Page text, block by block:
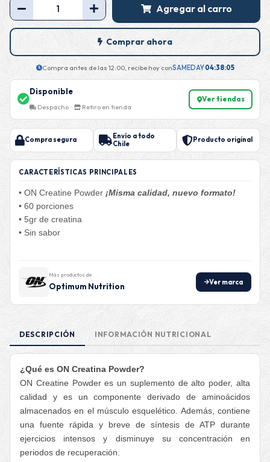
Agregar al carro
Comprar ahora
Compra antes de las 12:00, recibe hoy conSAMEDAY·04:38:04
Disponible
Despacho · Retiro en tienda
Ver tiendas
Compra segura
Envío a todo
Chile
Producto original
CARACTERÍSTICAS PRINCIPALES
• ON Creatine Powder ¡Misma calidad, nuevo formato!
• 60 porciones
• 5gr de creatina
• Sin sabor
Más productos de
Optimum Nutrition Ver marca
DESCRIPCIÓN INFORMACIÓN NUTRICIONAL
¿Qué es ON Creatina Powder?
ON Creatine Powder es un suplemento de alto poder, alta
calidad y es un componente derivado de aminoácidos
almacenados en el músculo esquelético. Además, contiene
una fuente rápida y breve de síntesis de ATP durante
ejercicios intensos y disminuye su concentración en
periodos de recuperación.